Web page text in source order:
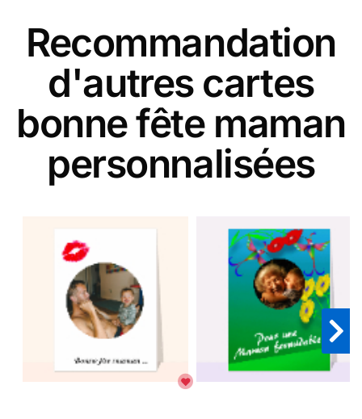
Recommandation
d'autres cartes
bonne fête maman
personnalisées